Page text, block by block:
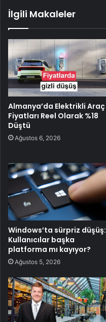
İlgili Makaleler
Almanya’da Elektrikli Araç
Fiyatları Reel Olarak %18
Düştü
Ağustos 6, 2026
Windows’ta sürpriz düşüş:
Kullanıcılar başka
platforma mı kayıyor?
Ağustos 5, 2026